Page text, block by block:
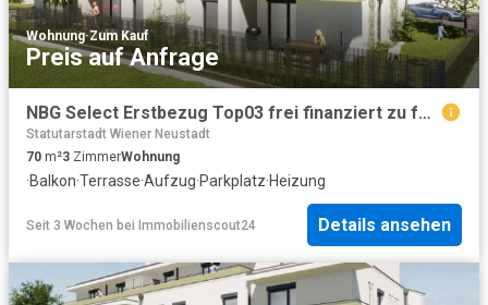
Wohnung·Zum Kauf
Preis auf Anfrage
NBG Select Erstbezug Top03 frei finanziert zu fairen Kosten Eigentum verfügbar Ende 3. Quartal 2027
Statutarstadt Wiener Neustadt
70 m²3 ZimmerWohnung
·Balkon·Terrasse·Aufzug·Parkplatz·Heizung
Seit 3 Wochen bei Immobilienscout24 Details ansehen